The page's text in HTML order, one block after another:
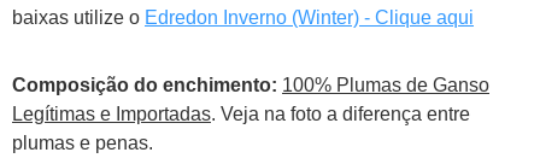
baixas utilize o Edredon Inverno (Winter) - Clique aqui
Composição do enchimento: 100% Plumas de Ganso
Legítimas e Importadas. Veja na foto a diferença entre
plumas e penas.